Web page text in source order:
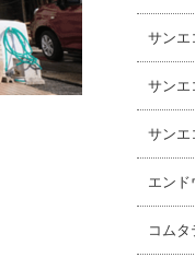
サンエ
サンエ
サンエ
エンド
コムタ